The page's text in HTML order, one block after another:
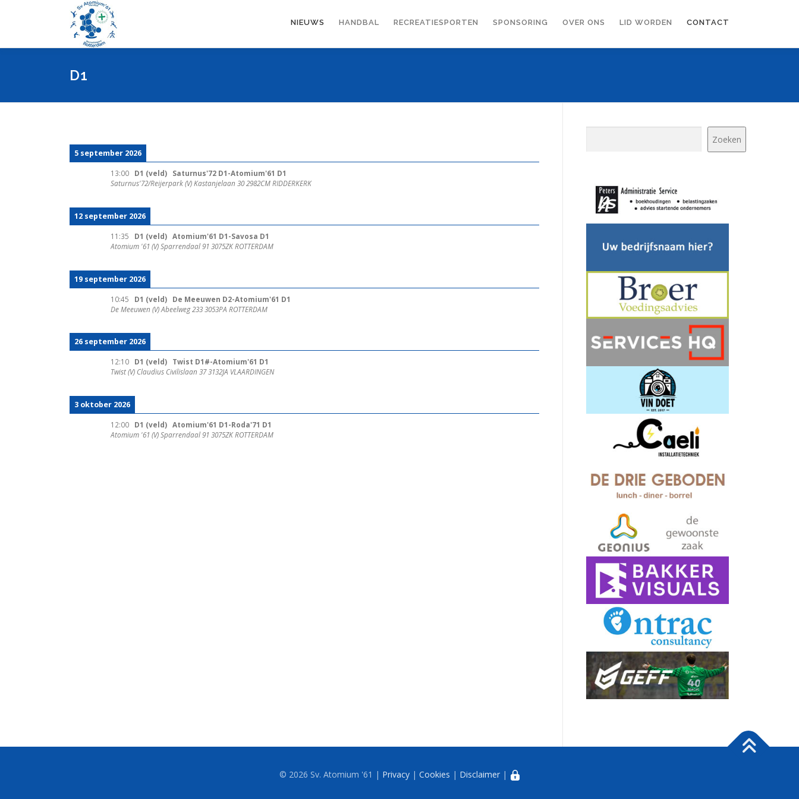
inhoud
NIEUWS HANDBAL RECREATIESPORTEN SPONSORING OVER ONS LID WORDEN CONTACT
D1
5 september 2026
13:00 D1 (veld)
Saturnus'72 D1-Atomium'61 D1
Saturnus'72/Reijerpark (V) Kastanjelaan 30 2982CM RIDDERKERK
12 september 2026
11:35 D1 (veld) Atomium'61 D1-Savosa D1
Atomium '61 (V) Sparrendaal 91 3075ZK ROTTERDAM
19 september 2026
10:45 D1 (veld)
De Meeuwen D2-Atomium'61 D1
De Meeuwen (V) Abeelweg 233 3053PA ROTTERDAM
26 september 2026
12:10 D1 (veld)
Twist D1#-Atomium'61 D1
Twist (V) Claudius Civilislaan 37 3132JA VLAARDINGEN
3 oktober 2026
12:00 D1 (veld) Atomium'61 D1-Roda'71 D1
Atomium '61 (V) Sparrendaal 91 3075ZK ROTTERDAM
Zoeken
© 2026 Sv. Atomium '61 | Privacy| Cookies | Disclaimer|